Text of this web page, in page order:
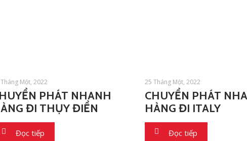
Một, 2022
PHÁT NHANH
ĐI THỤY ĐIỂN
Đọc tiếp
25 Tháng Một, 2022
CHUYỂN PHÁT
HÀNG ĐI ITALY
Đọc tiếp